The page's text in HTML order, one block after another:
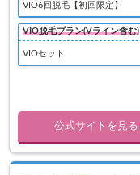
VIO6回脱毛【初回限定】
VIO脱毛プラン(Vライン含む)
VIOセット
公式サイトを見る